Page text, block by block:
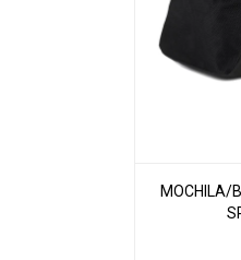
MOCHILA/